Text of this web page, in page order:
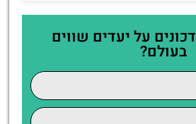
על יעדים שווים
בעולם?